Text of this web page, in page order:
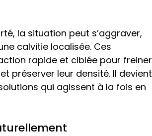
la situation peut s’aggraver,
calvitie localisée. Ces
rapide et ciblée pour freiner
préserver leur densité. Il devient
qui agissent à la fois en